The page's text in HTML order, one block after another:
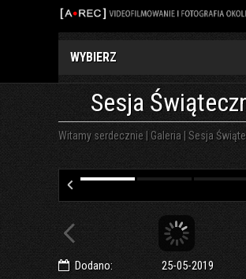
WYBIERZ
Sesja
Witamy serdecznie | Galeria |Sesja
Dodano: 25-05-2019